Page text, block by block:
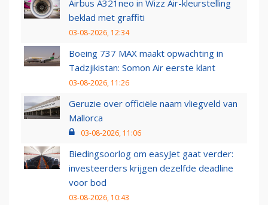
Airbus A321neo in Wizz Air-kleurstelling
beklad met graffiti
03-08-2026, 12:34
Boeing 737 MAX maakt opwachting in
Tadzjikistan: Somon Air eerste klant
03-08-2026, 11:26
Geruzie over officiële naam vliegveld van
Mallorca
03-08-2026, 11:06
Biedingsoorlog om easyJet gaat verder:
investeerders krijgen dezelfde deadline
voor bod
03-08-2026, 10:43